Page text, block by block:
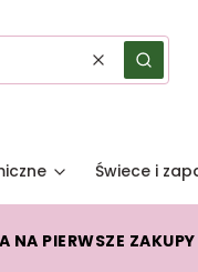
WyczyśćSzukaj
Świece i
A NA PIERWSZE